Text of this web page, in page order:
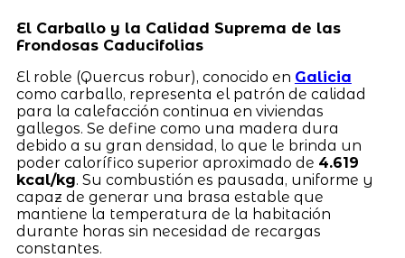
El Carballo y la Calidad Suprema de las
Frondosas Caducifolias
El roble (Quercus robur), conocido en Galicia
como carballo, representa el patrón de calidad
para la calefacción continua en viviendas
gallegos. Se define como una madera dura
debido a su gran densidad, lo que le brinda un
poder calorífico superior aproximado de 4.619
kcal/kg. Su combustión es pausada, uniforme y
capaz de generar una brasa estable que
mantiene la temperatura de la habitación
durante horas sin necesidad de recargas
constantes.